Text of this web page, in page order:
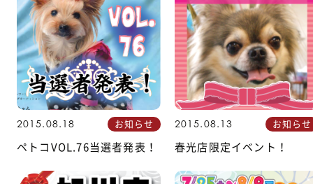
お知らせ
2015.08.18
ペトコVOL.76当選者発表！
お知らせ
2015.08.13
春光店限定イベント！